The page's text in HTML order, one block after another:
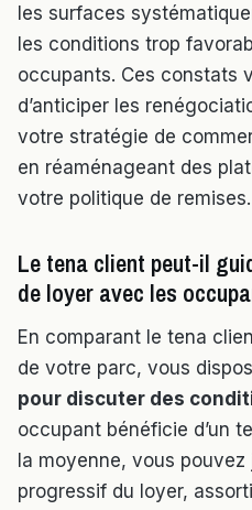
les surfaces
les conditions trop
occupants. Ces constats
d’anticiper les
votre stratégie de
en réaménageant des
votre politique de remises.
Le tena client peut-il
de loyer avec les
En comparant le tena
de votre parc, vous
pour discuter des
occupant bénéficie d’un
la moyenne, vous
progressif du loyer,